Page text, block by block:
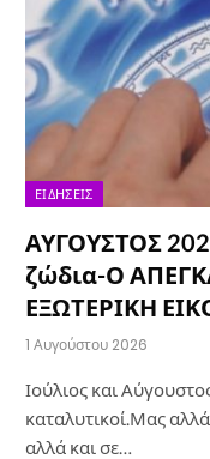
ΕΙΔΉΣΕΙΣ
ΑΥΓΟΥΣΤΟΣ
ζώδια-Ο
ΕΞΩΤΕΡΙΚΗ
1 Αυγούστου 2026
Ιούλιος και
καταλυτικοί.Μας
αλλά και σε…